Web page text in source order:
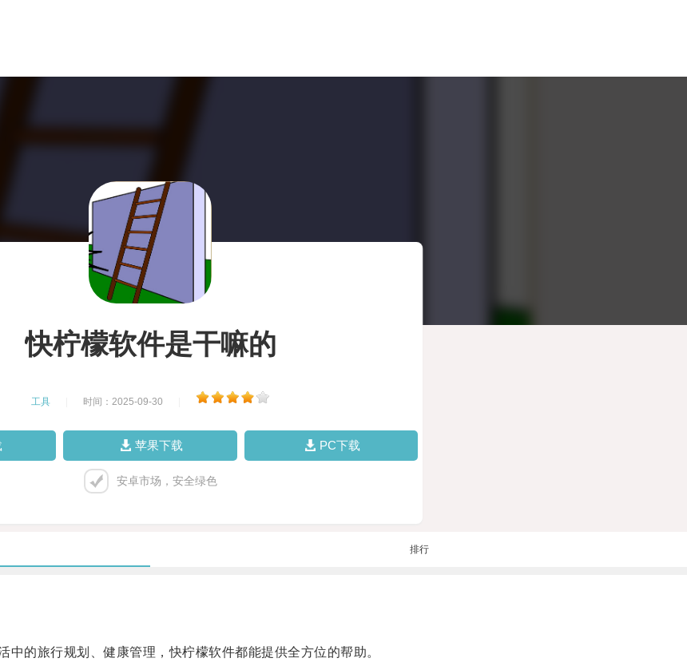
快柠檬软件是干嘛的
工具 时间：2025-09-30
苹果下载 PC下载
安卓市场，安全绿色
排行
的旅行规划、健康管理，快柠檬软件都能提供全方位的帮助。